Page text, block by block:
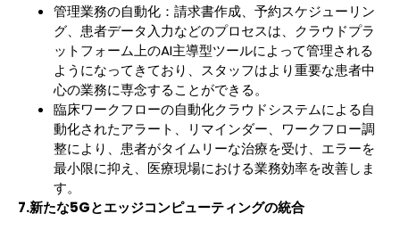
管理業務の自動化：請求書作成、予約スケジューリン
グ、患者データ入力などのプロセスは、クラウドプラ
ットフォーム上のAI主導型ツールによって管理される
ようになってきており、スタッフはより重要な患者中
心の業務に専念することができる。
臨床ワークフローの自動化クラウドシステムによる自
動化されたアラート、リマインダー、ワークフロー調
整により、患者がタイムリーな治療を受け、エラーを
最小限に抑え、医療現場における業務効率を改善しま
す。
7.新たな5Gとエッジコンピューティングの統合